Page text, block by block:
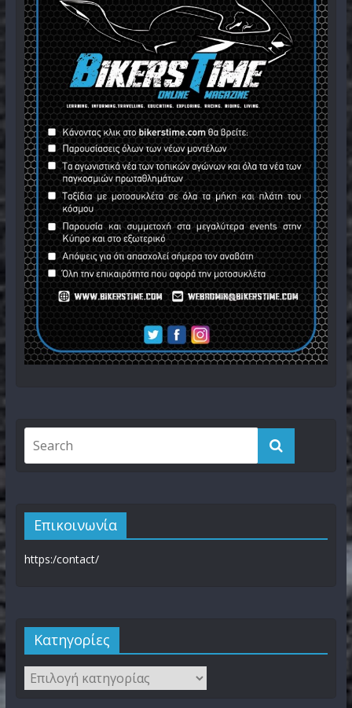
Επικοινωνία
https:/contact/
Kατηγορίες